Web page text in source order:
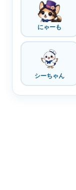
にゃーも
シーちゃん